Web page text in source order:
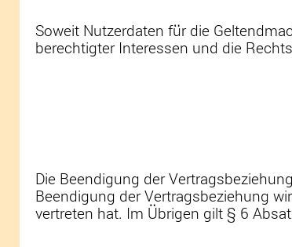
Soweit Nutzerdaten für die
berechtigter Interessen und die
Die Beendigung der
Beendigung der Vertragsbeziehung
vertreten hat. Im Übrigen gilt § 6